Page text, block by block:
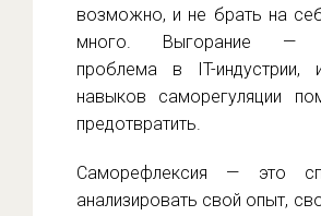
возможно, и не брать на
много. Выгорание —
проблема в IT-индустрии,
навыков саморегуляции
предотвратить.
Саморефлексия — это
анализировать свой опыт,